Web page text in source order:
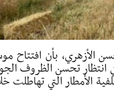
الأزهري، بأن افتتاح
انتظار تحسن الظروف
الأمطار التي تهاطلت